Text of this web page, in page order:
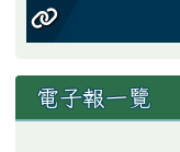
電子報一覽